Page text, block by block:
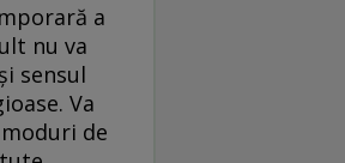
a
nu va
sensul
Va
de